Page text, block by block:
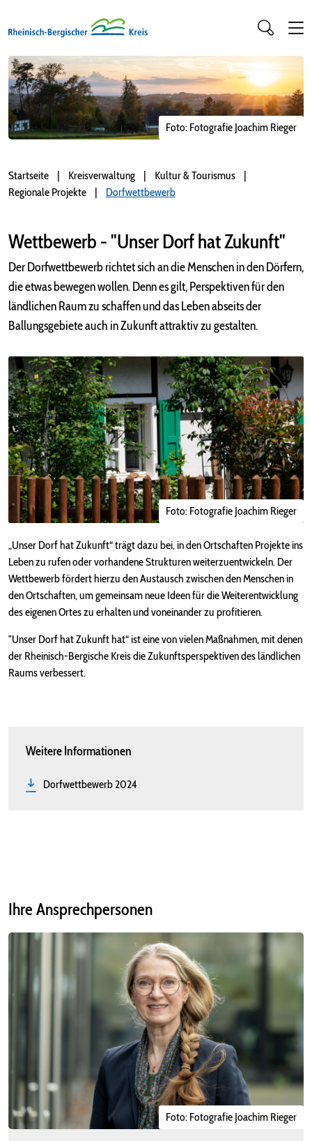
Foto: Fotografie Joachim Rieger
Startseite Kreisverwaltung
Kultur & Tourismus
Regionale Projekte
Dorfwettbewerb
Wettbewerb - "Unser Dorf hat Zukunft"
Der Dorfwettbewerb richtet sich an die Menschen in den Dörfern,
die etwas bewegen wollen. Denn es gilt, Perspektiven für den
ländlichen Raum zu schaffen und das Leben abseits der
Ballungsgebiete auch in Zukunft attraktiv zu gestalten.
Foto: Fotografie Joachim Rieger
„Unser Dorf hat Zukunft“ trägt dazu bei, in den Ortschaften Projekte ins
Leben zu rufen oder vorhandene Strukturen weiterzuentwickeln. Der
Wettbewerb fördert hierzu den Austausch zwischen den Menschen in
den Ortschaften, um gemeinsam neue Ideen für die Weiterentwicklung
des eigenen Ortes zu erhalten und voneinander zu profitieren.
"Unser Dorf hat Zukunft hat“ ist eine von vielen Maßnahmen, mit denen
der Rheinisch-Bergische Kreis die Zukunftsperspektiven des ländlichen
Raums verbessert.
Weitere Informationen
Dorfwettbewerb 2024
Ihre Ansprechpersonen
Foto: Fotografie Joachim Rieger